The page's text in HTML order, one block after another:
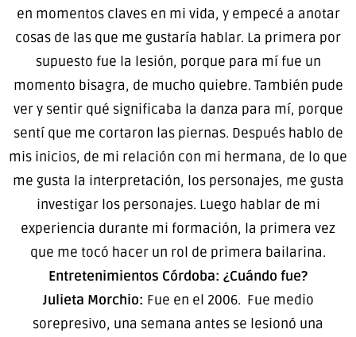
en momentos claves en mi vida, y empecé a anotar
cosas de las que me gustaría hablar. La primera por
supuesto fue la lesión, porque para mí fue un
momento bisagra, de mucho quiebre. También pude
ver y sentir qué significaba la danza para mí, porque
sentí que me cortaron las piernas. Después hablo de
mis inicios, de mi relación con mi hermana, de lo que
me gusta la interpretación, los personajes, me gusta
investigar los personajes. Luego hablar de mi
experiencia durante mi formación, la primera vez
que me tocó hacer un rol de primera bailarina.
Entretenimientos Córdoba: ¿Cuándo fue?
Julieta Morchio: Fue en el 2006. Fue medio
sorepresivo, una semana antes se lesionó una